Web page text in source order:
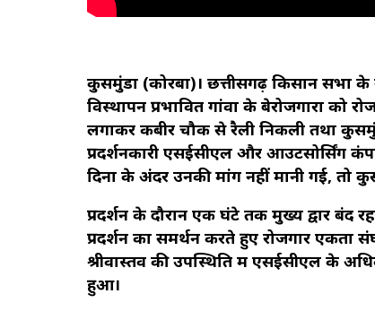
कुसमुंडा (कोरबा)। छत्तीसगढ़ किसान सभा
विस्थापन प्रभावित गांवों के बेरोजगारों को
लगाकर कबीर चौक से रैली निकली तथा
प्रदर्शनकारी एसईसीएल और आउटसोर्सिंग
दिनों के अंदर उनकी मांगें नहीं मानी गई,
प्रदर्शन के दौरान एक घंटे तक मुख्य द्वार बंद
प्रदर्शन का समर्थन करते हुए रोजगार एकता
श्रीवास्तव की उपस्थिति में एसईसीएल के
हुआ।